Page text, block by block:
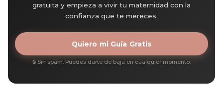
gratuita y empieza a vivir tu maternidad con la
confianza que te mereces.
Quiero mi Guía Gratis
🔒 Sin spam. Puedes darte de baja en cualquier momento.